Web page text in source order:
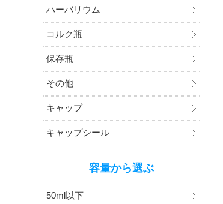
ハーバリウム
コルク瓶
保存瓶
その他
キャップ
キャップシール
容量から選ぶ
50ml以下